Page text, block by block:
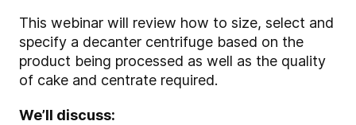
This webinar will review how to size, select and
specify a decanter centrifuge based on the
product being processed as well as the quality
of cake and centrate required.
We’ll discuss: